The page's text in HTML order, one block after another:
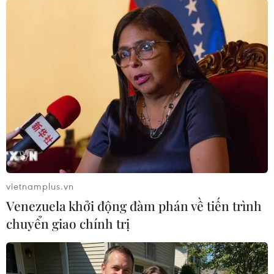
(TTXVN/Vietnam+)
#Hà Nội #tuyển sinh vào lớp 10
#trung học phổ thông
#năm học 2024-2025
#thí sinh
#công lập
vietnamplus.vn
Venezuela khởi động đàm phán về tiến trình
chuyển giao chính trị